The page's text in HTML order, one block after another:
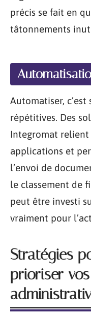
précis se fait en
tâtonnements
Automatiser,
répétitives. Des
Integromat
applications et
l’envoi de
le classement de
peut être investi
vraiment pour
Stratégies
prioriser